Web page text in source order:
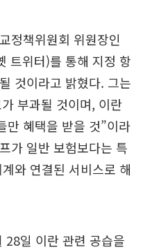
정책위원회 위원장인
트위터)를 통해 지정 항
것이라고 밝혔다. 그는
부과될 것이며, 이란
만 혜택을 받을 것”이라
가 일반 보험보다는 특
와 연결된 서비스로 해
28일 이란 관련 공습을